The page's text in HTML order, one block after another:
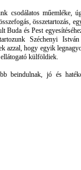
csodálatos műemléke,
összetartozás,
Buda és Pest
Széchenyi István
azzal, hogy egyik
külföldiek.
beindulnak, jó és